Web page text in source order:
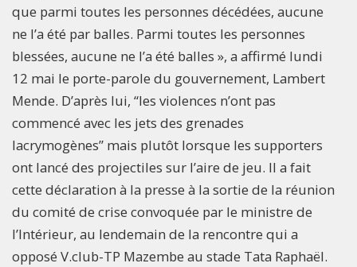
que parmi toutes les personnes décédées, aucune
ne l’a été par balles. Parmi toutes les personnes
blessées, aucune ne l’a été balles », a affirmé lundi
12 mai le porte-parole du gouvernement, Lambert
Mende. D’après lui, “les violences n’ont pas
commencé avec les jets des grenades
lacrymogènes” mais plutôt lorsque les supporters
ont lancé des projectiles sur l’aire de jeu. Il a fait
cette déclaration à la presse à la sortie de la réunion
du comité de crise convoquée par le ministre de
l’Intérieur, au lendemain de la rencontre qui a
opposé V.club-TP Mazembe au stade Tata Raphaël.